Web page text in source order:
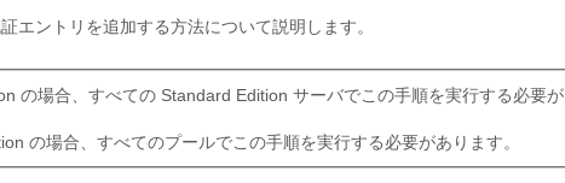
エントリを追加する方法について説明します。
の場合、すべての Standard Edition サーバでこの手順を実行する必要が
の場合、すべてのプールでこの手順を実行する必要があります。